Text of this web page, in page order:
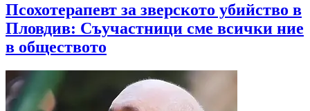
Псохотерапевт за зверското убийство в
Пловдив: Съучастници сме всички ние
в обществото